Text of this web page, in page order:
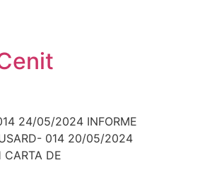
24/05/2024 INFORME
014 20/05/2024
DE